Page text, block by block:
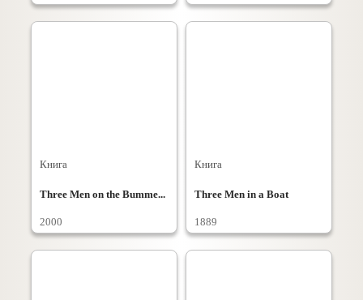
Книга
Three Men on the Bumme...
2000
Книга
Three Men in a Boat
1889